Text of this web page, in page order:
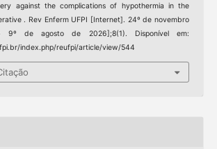
against the complications of hypothermia in the
. Rev Enferm UFPI [Internet]. 24º de novembro
de agosto de 2026];8(1). Disponível em:
index.php/reufpi/article/view/544